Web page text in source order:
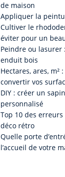
de maison
Appliquer la
Cultiver le
éviter pour un
Peindre ou
enduit bois
Hectares, ares,
convertir vos
DIY : créer un
personnalisé
Top 10 des
déco rétro
Quelle porte
l’accueil de votre